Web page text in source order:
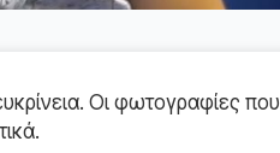
Οι φωτογραφίες που